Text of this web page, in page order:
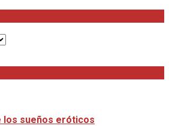
los sueños eróticos